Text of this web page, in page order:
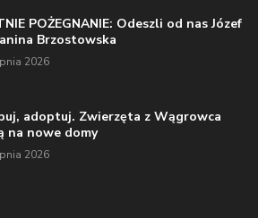
POŻEGNANIE: Odeszli od nas Józef
Brzostowska
2026
adoptuj. Zwierzęta z Wągrowca
na nowe domy
2026